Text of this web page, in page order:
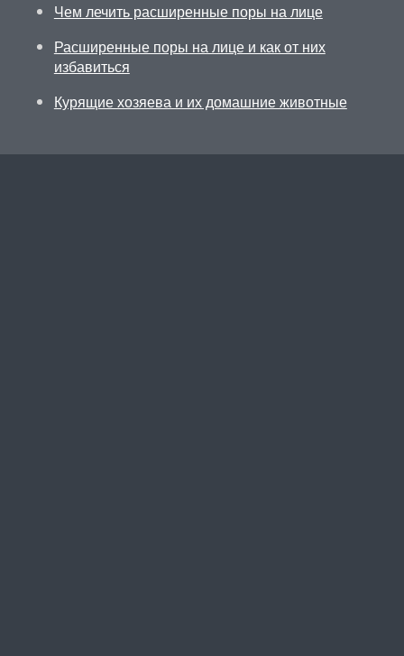
Чем лечить расширенные поры на лице
Расширенные поры на лице и как от них
избавиться
Курящие хозяева и их домашние животные